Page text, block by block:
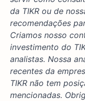
da TIKR ou de
recomendações
Criamos nosso
investimento do
analistas. Nossa
recentes da
TIKR não tem
mencionadas.